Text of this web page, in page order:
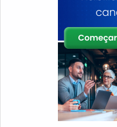
fundamental ressaltar
tais fatores garantem
retenção dos custos a
casos específicos, logo
diferenciais do
cliente;Entre
consegue tirar as